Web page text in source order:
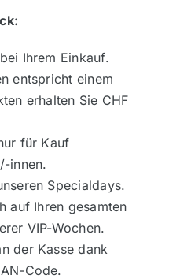
Ihrem Einkauf.
entspricht einem
erhalten Sie CHF
für Kauf
innen.
Specialdays.
auf Ihren gesamten
VIP-Wochen.
der Kasse dank
Code.